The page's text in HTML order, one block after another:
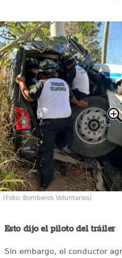
(Foto: Bomberos Voluntarios)
Esto dijo el piloto del tráiler
Sin embargo, el conductor